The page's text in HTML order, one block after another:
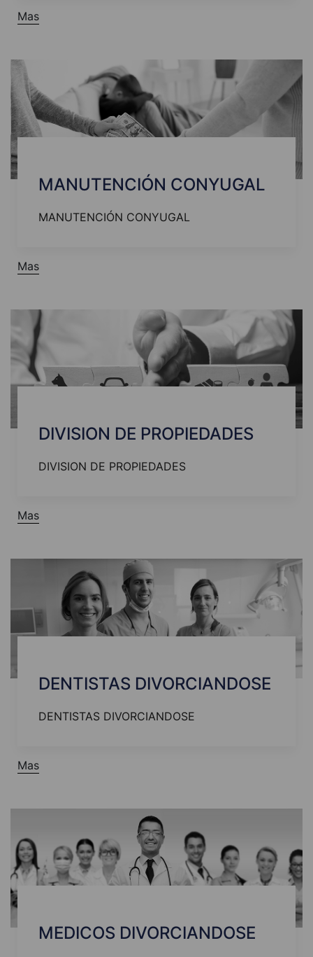
Mas
MANUTENCIÓN CONYUGAL
MANUTENCIÓN CONYUGAL
Mas
DIVISION DE PROPIEDADES
DIVISION DE PROPIEDADES
Mas
DENTISTAS DIVORCIANDOSE
DENTISTAS DIVORCIANDOSE
Mas
MEDICOS DIVORCIANDOSE